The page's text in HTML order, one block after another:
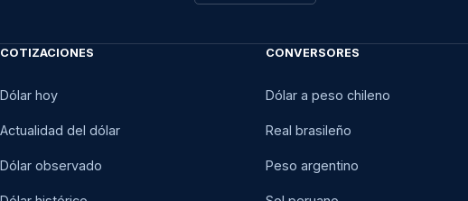
COTIZACIONES
Dólar hoy
Actualidad del dólar
Dólar observado
CONVERSORES
Dólar a peso chileno
Real brasileño
Peso argentino